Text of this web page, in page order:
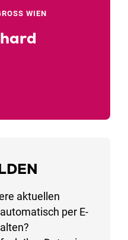
WIEN
aktuellen
per E-